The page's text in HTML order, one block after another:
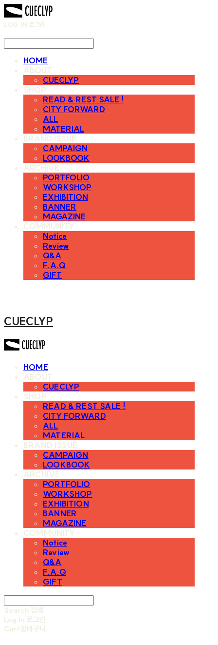
LOG IN 로그인
HOME
ABOUT
CUECLYP
SHOP
READ & REST SALE !
CITY FORWARD
ALL
MATERIAL
BRAND ISSUE
CAMPAIGN
LOOKBOOK
ARCHIVE
PORTFOLIO
WORKSHOP
EXHIBITION
BANNER
MAGAZINE
COMMUNITY
Notice
Review
Q&A
F.A.Q
GIFT
CUECLYP
HOME
ABOUT
CUECLYP
SHOP
READ & REST SALE !
CITY FORWARD
ALL
MATERIAL
BRAND ISSUE
CAMPAIGN
LOOKBOOK
ARCHIVE
PORTFOLIO
WORKSHOP
EXHIBITION
BANNER
MAGAZINE
COMMUNITY
Notice
Review
Q&A
F.A.Q
GIFT
Search 검색
Log In 로그인
Cart장바구니